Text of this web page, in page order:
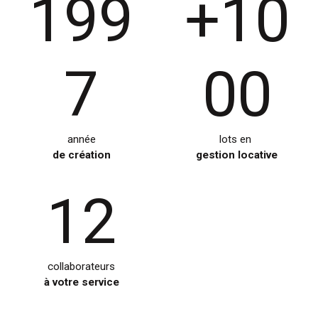
199
7
année
de création
+10
00
lots en
gestion locative
12
collaborateurs
à votre service